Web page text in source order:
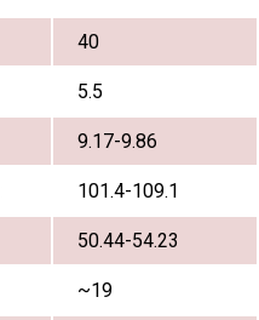
40
5.5
9.17-9.86
101.4-109.1
50.44-54.23
~19